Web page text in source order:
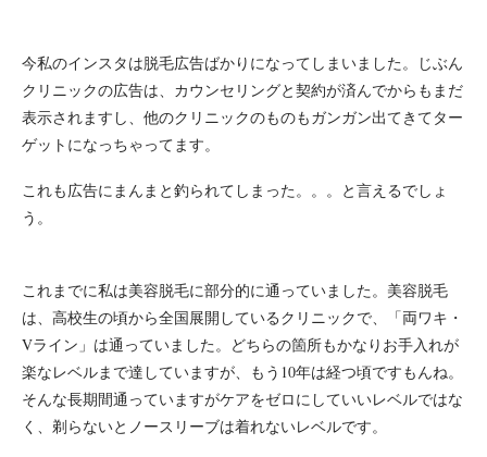
今私のインスタは脱毛広告ばかりになってしまいました。じぶん
クリニックの広告は、カウンセリングと契約が済んでからもまだ
表示されますし、他のクリニックのものもガンガン出てきてター
ゲットになっちゃってます。
これも広告にまんまと釣られてしまった。。。と言えるでしょ
う。
これまでに私は美容脱毛に部分的に通っていました。美容脱毛
は、高校生の頃から全国展開しているクリニックで、「両ワキ・
Vライン」は通っていました。どちらの箇所もかなりお手入れが
楽なレベルまで達していますが、もう10年は経つ頃ですもんね。
そんな長期間通っていますがケアをゼロにしていいレベルではな
く、剃らないとノースリーブは着れないレベルです。